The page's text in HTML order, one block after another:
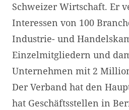
Schweizer Wirtschaft. Er
Interessen von 100
Industrie- und
Einzelmitgliedern und
Unternehmen mit 2
Der Verband hat den
hat Geschäftsstellen in